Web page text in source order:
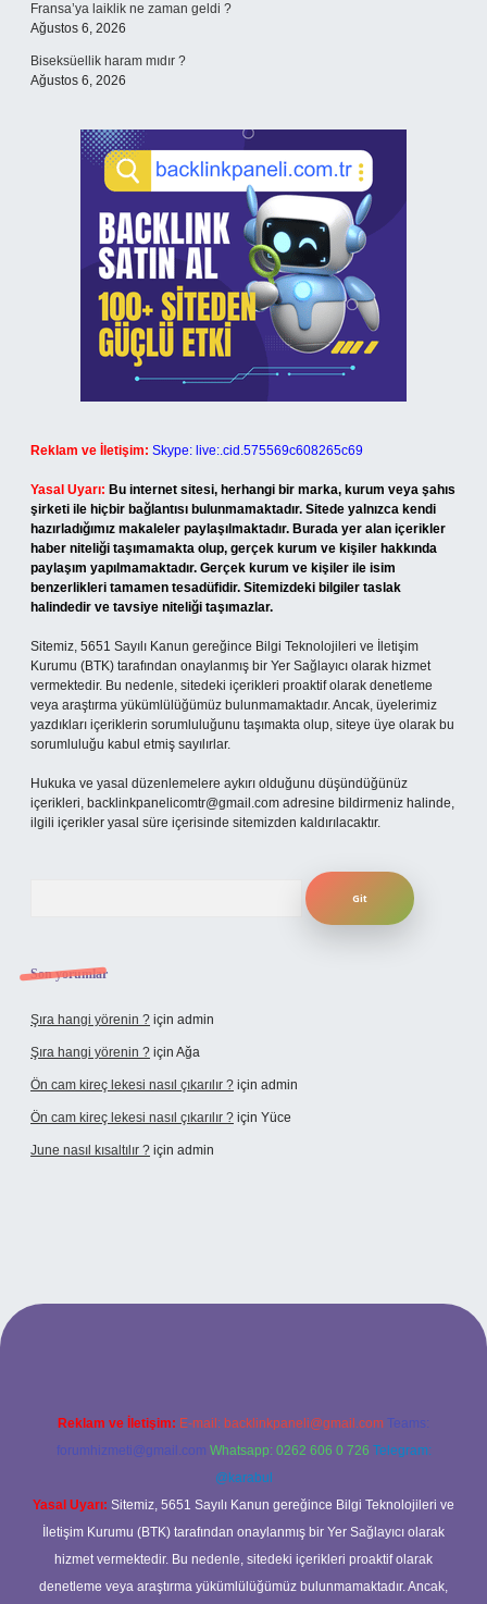
Fransa’ya laiklik ne zaman geldi ?
Ağustos 6, 2026
Biseksüellik haram mıdır ?
Ağustos 6, 2026
Reklam ve İletişim: Skype: live:.cid.575569c608265c69
Yasal Uyarı: Bu internet sitesi, herhangi bir marka, kurum veya şahıs
şirketi ile hiçbir bağlantısı bulunmamaktadır. Sitede yalnızca kendi
hazırladığımız makaleler paylaşılmaktadır. Burada yer alan içerikler
haber niteliği taşımamakta olup, gerçek kurum ve kişiler hakkında
paylaşım yapılmamaktadır. Gerçek kurum ve kişiler ile isim
benzerlikleri tamamen tesadüfidir. Sitemizdeki bilgiler taslak
halindedir ve tavsiye niteliği taşımazlar.
Sitemiz, 5651 Sayılı Kanun gereğince Bilgi Teknolojileri ve İletişim
Kurumu (BTK) tarafından onaylanmış bir Yer Sağlayıcı olarak hizmet
vermektedir. Bu nedenle, sitedeki içerikleri proaktif olarak denetleme
veya araştırma yükümlülüğümüz bulunmamaktadır. Ancak, üyelerimiz
yazdıkları içeriklerin sorumluluğunu taşımakta olup, siteye üye olarak bu
sorumluluğu kabul etmiş sayılırlar.
Hukuka ve yasal düzenlemelere aykırı olduğunu düşündüğünüz
içerikleri, backlinkpanelicomtr@gmail.com adresine bildirmeniz halinde,
ilgili içerikler yasal süre içerisinde sitemizden kaldırılacaktır.
Son yorumlar
Şıra hangi yörenin ? için admin
Şıra hangi yörenin ? için Ağa
Ön cam kireç lekesi nasıl çıkarılır ? için admin
Ön cam kireç lekesi nasıl çıkarılır ? için Yüce
June nasıl kısaltılır ? için admin
giriş
Reklam ve İletişim: E-mail: backlinkpaneli@gmail.com Teams:
forumhizmeti@gmail.com Whatsapp: 0262 606 0 726 Telegram:
@karabul
Yasal Uyarı: Sitemiz, 5651 Sayılı Kanun gereğince Bilgi Teknolojileri ve
İletişim Kurumu (BTK) tarafından onaylanmış bir Yer Sağlayıcı olarak
hizmet vermektedir. Bu nedenle, sitedeki içerikleri proaktif olarak
denetleme veya araştırma yükümlülüğümüz bulunmamaktadır. Ancak,